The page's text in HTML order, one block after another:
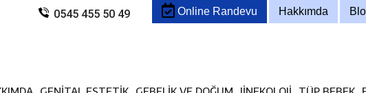
Online Randevu Hakkımda
0545 455 50 49